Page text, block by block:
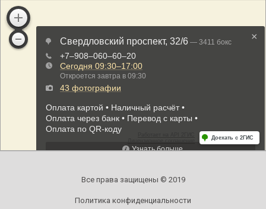
Все права защищены © 2019
Политика конфиденциальности